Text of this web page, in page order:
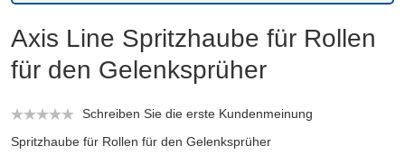
Axis Line Spritzhaube für Rollen
für den Gelenksprüher
Schreiben Sie die erste Kundenmeinung
Spritzhaube für Rollen für den Gelenksprüher